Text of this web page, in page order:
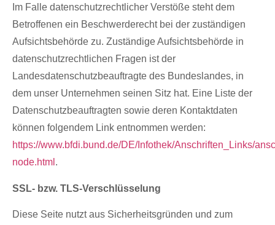
Im Falle datenschutzrechtlicher Verstöße steht dem
Betroffenen ein Beschwerderecht bei der zuständigen
Aufsichtsbehörde zu. Zuständige Aufsichtsbehörde in
datenschutzrechtlichen Fragen ist der
Landesdatenschutzbeauftragte des Bundeslandes, in
dem unser Unternehmen seinen Sitz hat. Eine Liste der
Datenschutzbeauftragten sowie deren Kontaktdaten
können folgendem Link entnommen werden:
https://www.bfdi.bund.de/DE/Infothek/Anschriften_Links/
node.html .
SSL- bzw. TLS-Verschlüsselung
Diese Seite nutzt aus Sicherheitsgründen und zum